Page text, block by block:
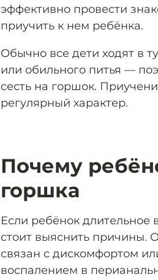
эффективно провести
приучить к нем ребёнка.
Обычно все дети ходят в
или обильного питья —
сесть на горшок.
регулярный характер.
Почему
горшка
Если ребёнок длительное
стоит выяснить причины.
связан с дискомфортом
воспалением в